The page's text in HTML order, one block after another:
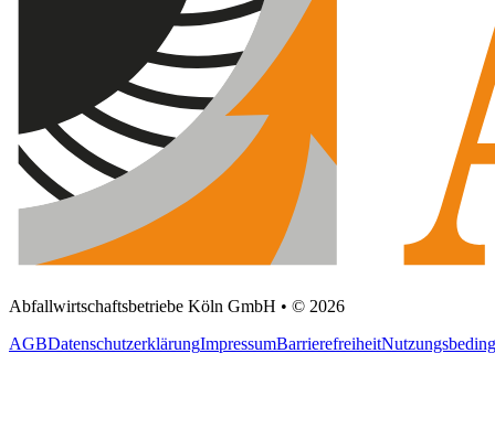
Abfallwirtschaftsbetriebe Köln GmbH • © 2026
AGBDatenschutzerklärungImpressumBarrierefreiheit